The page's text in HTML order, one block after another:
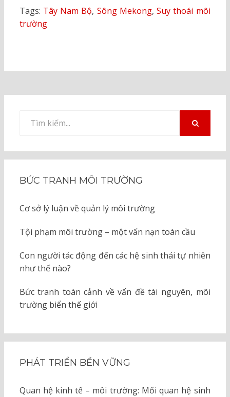
Tags: Tây Nam Bộ, Sông Mekong, Suy thoái môi
trường
kiếm
BỨC TRANH MÔI TRƯỜNG
Cơ sở lý luận về quản lý môi trường
Tội phạm môi trường – một vấn nạn toàn cầu
Con người tác động đến các hệ sinh thái tự nhiên
như thế nào?
Bức tranh toàn cảnh về vấn đề tài nguyên, môi
trường biển thế giới
PHÁT TRIỂN BỀN VỮNG
Quan hệ kinh tế – môi trường: Mối quan hệ sinh